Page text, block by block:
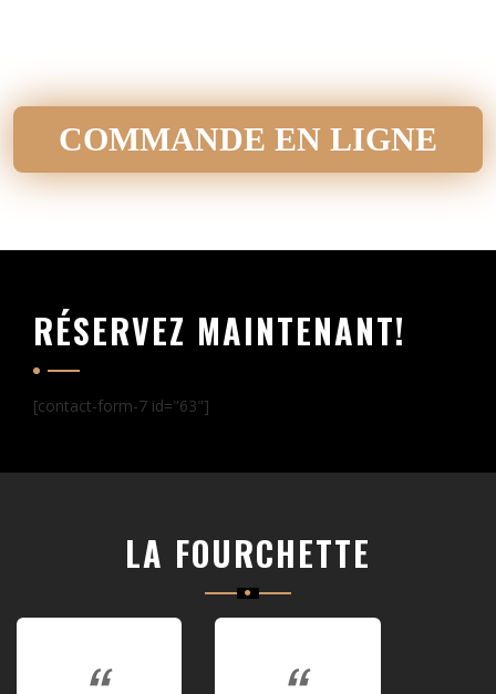
COMMANDE EN LIGNE
RÉSERVEZ MAINTENANT!
[contact-form-7 id="63"]
LA FOURCHETTE